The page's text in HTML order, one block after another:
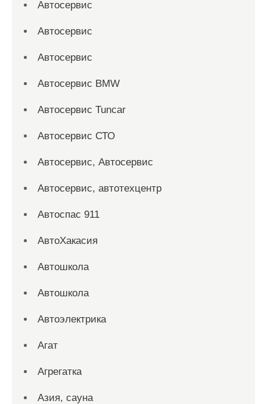
Автосервис
Автосервис
Автосервис
Автосервис BMW
Автосервис Tuncar
Автосервис СТО
Автосервис, Автосервис
Автосервис, автотехцентр
Автоспас 911
АвтоХакасия
Автошкола
Автошкола
Автоэлектрика
Агат
Агрегатка
Азия, сауна